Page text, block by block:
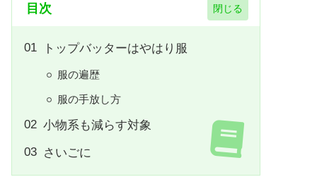
目次
トップバッターはやはり服
服の遍歴
服の手放し方
小物系も減らす対象
さいごに